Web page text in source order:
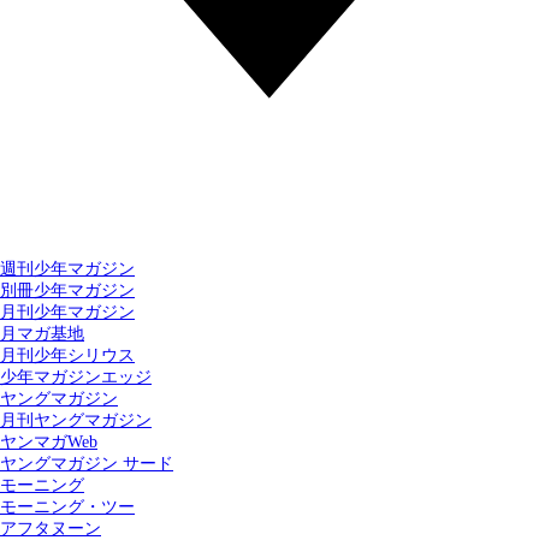
週刊少年マガジン
別冊少年マガジン
月刊少年マガジン
月マガ基地
月刊少年シリウス
少年マガジンエッジ
ヤングマガジン
月刊ヤングマガジン
ヤンマガWeb
ヤングマガジン サード
モーニング
モーニング・ツー
アフタヌーン